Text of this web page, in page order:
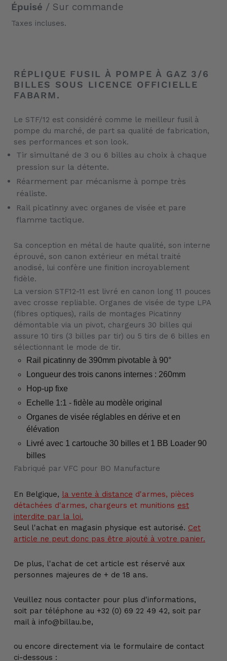
normal
Épuisé / Sur commande
Taxes incluses.
d'un
produit
à
RÉPLIQUE FUSIL À POMPE À GAZ 3/6
BILLES SOUS LICENCE OFFICIELLE
FABARM.
Le STF/12 est considéré comme le meilleur fusil à
pompe du marché, de part sa qualité de fabrication,
ses performances et son look.
Tir simultané de 3 ou 6 billes au choix à chaque
pression sur la détente.
Réarmement par mécanisme à pompe très
réaliste.
Rail picatinny avec organes de visée et pare
flamme tactique.
Sa conception en métal de haute qualité, son interne
éprouvé, son canon extérieur en métal traité
anodisé, lui confère une finition incroyablement
fidèle.
La version STF12-11 est livré en canon long 11 pouces
avec crosse repliable. Organes de visée de type LPA
(fibres optiques), rails de montages Picatinny
démontable via un pivot, chargeurs 30 billes qui
assure 10 tirs (3 billes par tir) ou 5 tirs de 6 billes en
sélectionnant le mode de tir.
Rail picatinny de 390mm pivotable à 90°
Longueur des trois canons internes : 260mm
Hop-up fixe
Echelle 1:1 - fidèle au modèle original
Organes de visée réglables en dérive et en
élévation
Livré avec 1 cartouche 30 billes et 1 BB Loader 90
billes
Fabriqué par VFC pour BO Manufacture
En Belgique, la vente à distance d'armes, pièces
détachées d'armes, chargeurs et munitions est
interdite par la loi.
Seul l'achat en magasin physique est autorisé. Cet
article ne peut donc pas être ajouté à votre panier.
De plus, l'achat de cet article est réservé aux
personnes majeures de + de 18 ans.
Veuillez nous contacter pour plus d'informations,
soit par téléphone au +32 (0) 69 22 49 42, soit par
mail à info@billau.be,
ou encore directement via le formulaire de contact
ci-dessous :